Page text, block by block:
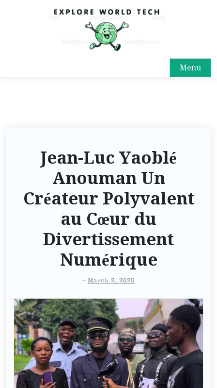
Menu
Jean-Luc Yaoblé
Anouman Un
Créateur Polyvalent
au Cœur du
Divertissement
Numérique
- March 2, 2025